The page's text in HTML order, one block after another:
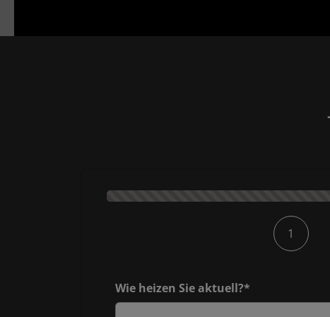
1
Wie heizen Sie aktuell?*